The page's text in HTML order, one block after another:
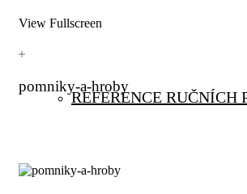
REFERENCE RUČNÍCH
View Fullscreen
pomniky-a-hroby